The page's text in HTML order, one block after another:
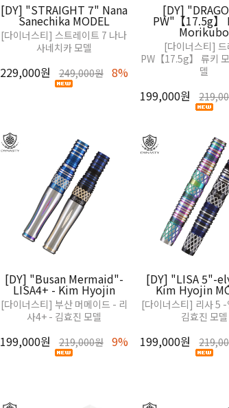
[DY] "STRAIGHT 7" Nana
Sanechika MODEL
[다이너스티] 스트레이트 7 나나
사네치카 모델
229,000원 249,000원 8%
[DY]
PW"【17.5g】
Morikubo
[다이너스티] 드
PW【17.5g】 류키
델
199,000원
[DY] "Busan Mermaid"-
LISA4+ - Kim Hyojin
[다이너스티] 부산 머메이드 - 리
사4+ - 김효진 모델
199,000원 219,000원 9%
[DY] "LISA 5"-
Kim Hyojin
[다이너스티] 리사 5
김효진 모델
199,000원